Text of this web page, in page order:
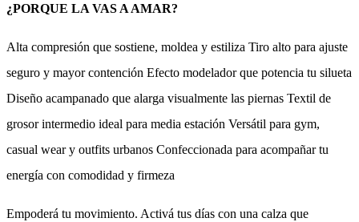
¿PORQUE LA VAS A AMAR?
Alta compresión que sostiene, moldea y estiliza Tiro alto para ajuste
seguro y mayor contención Efecto modelador que potencia tu silueta
Diseño acampanado que alarga visualmente las piernas Textil de
grosor intermedio ideal para media estación Versátil para gym,
casual wear y outfits urbanos Confeccionada para acompañar tu
energía con comodidad y firmeza
Empoderá tu movimiento. Activá tus días con una calza que